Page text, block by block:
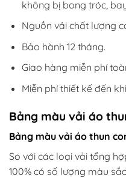
không bị bong tróc,
Nguồn vải chất lượng
Bảo hành 12 tháng.
Giao hàng miễn phí
Miễn phí thiết kế đến
Bảng màu vải áo
Bảng màu vải áo thun
So với các loại vải tổng
100% có số lượng màu